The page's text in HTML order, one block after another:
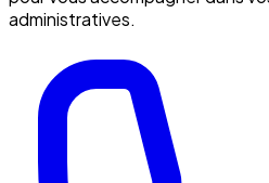
administratives.